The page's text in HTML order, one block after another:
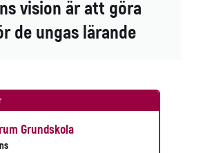
vision är att göra
de ungas lärande
Grundskola